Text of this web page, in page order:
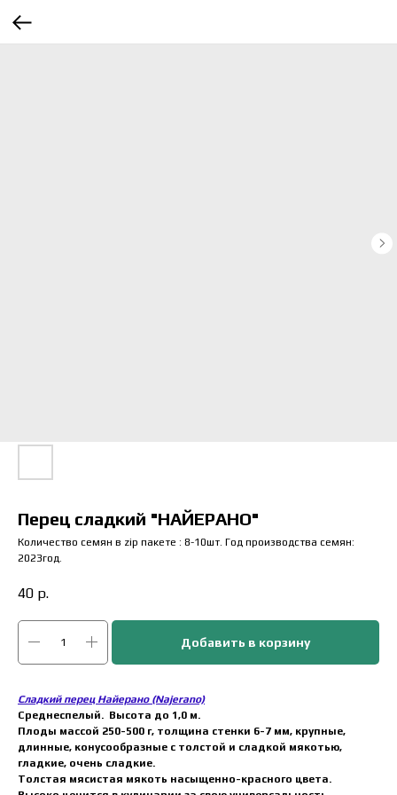
Перец сладкий "НАЙЕРАНО"
Количество семян в zip пакете : 8-10шт. Год производства семян:
2023год.
40 р.
Добавить в корзину
Сладкий перец Найерано (Najerano)
Среднеспелый. Высота до 1,0 м.
Плоды массой 250-500 г, толщина стенки 6-7 мм, крупные,
длинные, конусообразные с толстой и сладкой мякотью,
гладкие, очень сладкие.
Толстая мясистая мякоть насыщенно-красного цвета.